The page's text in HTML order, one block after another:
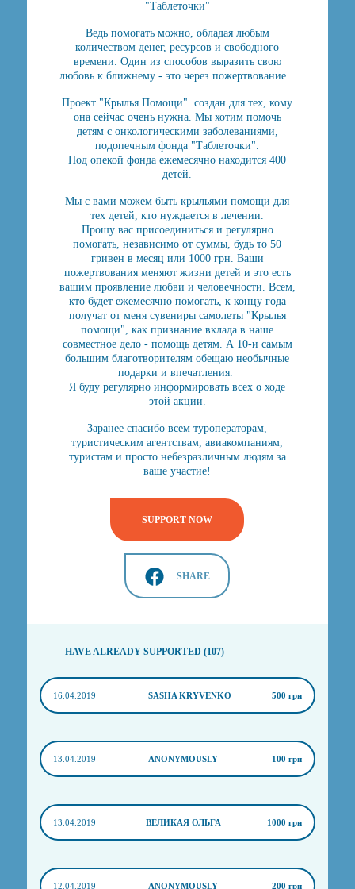
"Таблеточки"
Ведь помогать можно, обладая любым
количеством денег, ресурсов и свободного
времени. Один из способов выразить свою
любовь к ближнему - это через пожертвование.
Проект "Крылья Помощи" создан для тех, кому
она сейчас очень нужна. Мы хотим помочь
детям с онкологическими заболеваниями,
подопечным фонда "Таблеточки".
Под опекой фонда ежемесячно находится 400
детей.
Мы с вами можем быть крыльями помощи для
тех детей, кто нуждается в лечении.
Прошу вас присоединиться и регулярно
помогать, независимо от суммы, будь то 50
гривен в месяц или 1000 грн. Ваши
пожертвования меняют жизни детей и это есть
вашим проявление любви и человечности. Всем,
кто будет ежемесячно помогать, к концу года
получат от меня сувениры самолеты "Крылья
помощи", как признание вклада в наше
совместное дело - помощь детям. А 10-и самым
большим благотворителям обещаю необычные
подарки и впечатления.
Я буду регулярно информировать всех о ходе
этой акции.
Заранее спасибо всем туроператорам,
туристическим агентствам, авиакомпаниям,
туристам и просто небезразличным людям за
ваше участие!
SUPPORT NOW
SHARE
HAVE ALREADY SUPPORTED (107)
16.04.2019 SASHA KRYVENKO 500 грн
13.04.2019 ANONYMOUSLY 100 грн
13.04.2019 ВЕЛИКАЯ ОЛЬГА 1000 грн
12.04.2019 ANONYMOUSLY 200 грн